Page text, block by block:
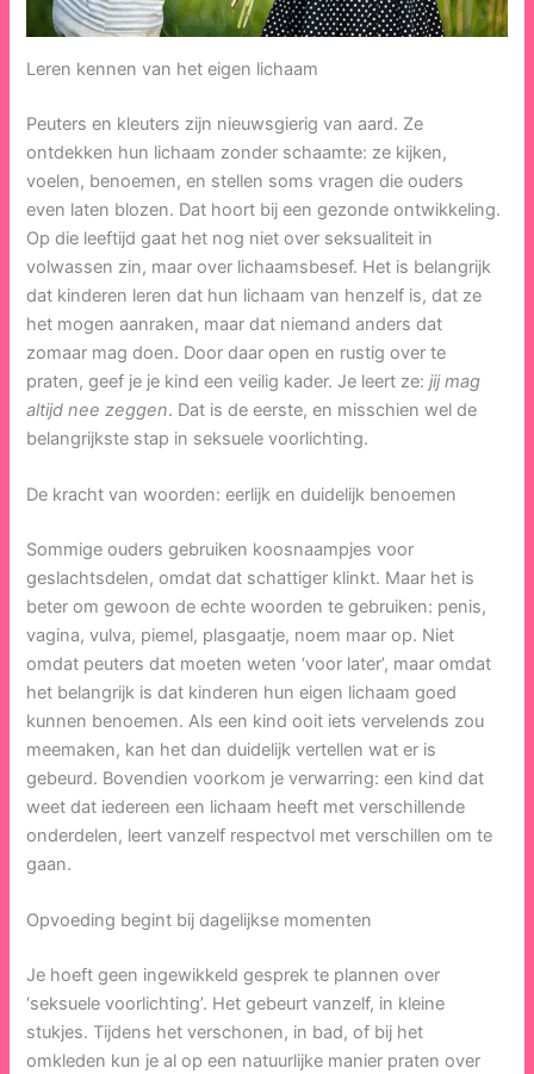
Leren kennen van het eigen lichaam
Peuters en kleuters zijn nieuwsgierig van aard. Ze
ontdekken hun lichaam zonder schaamte: ze kijken,
voelen, benoemen, en stellen soms vragen die ouders
even laten blozen. Dat hoort bij een gezonde ontwikkeling.
Op die leeftijd gaat het nog niet over seksualiteit in
volwassen zin, maar over lichaamsbesef. Het is belangrijk
dat kinderen leren dat hun lichaam van henzelf is, dat ze
het mogen aanraken, maar dat niemand anders dat
zomaar mag doen. Door daar open en rustig over te
praten, geef je je kind een veilig kader. Je leert ze:jij mag
altijd nee zeggen. Dat is de eerste, en misschien wel de
belangrijkste stap in seksuele voorlichting.
De kracht van woorden: eerlijk en duidelijk benoemen
Sommige ouders gebruiken koosnaampjes voor
geslachtsdelen, omdat dat schattiger klinkt. Maar het is
beter om gewoon de echte woorden te gebruiken: penis,
vagina, vulva, piemel, plasgaatje, noem maar op. Niet
omdat peuters dat moeten weten ‘voor later’, maar omdat
het belangrijk is dat kinderen hun eigen lichaam goed
kunnen benoemen. Als een kind ooit iets vervelends zou
meemaken, kan het dan duidelijk vertellen wat er is
gebeurd. Bovendien voorkom je verwarring: een kind dat
weet dat iedereen een lichaam heeft met verschillende
onderdelen, leert vanzelf respectvol met verschillen om te
gaan.
Opvoeding begint bij dagelijkse momenten
Je hoeft geen ingewikkeld gesprek te plannen over
‘seksuele voorlichting’. Het gebeurt vanzelf, in kleine
stukjes. Tijdens het verschonen, in bad, of bij het
omkleden kun je al op een natuurlijke manier praten over